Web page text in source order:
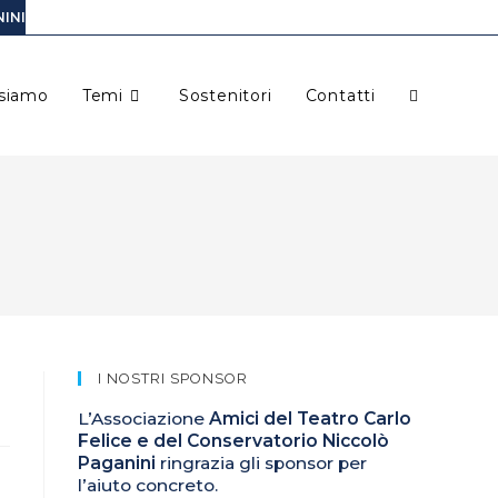
Temi Sostenitori Contatti
I NOSTRI SPONSOR
L’Associazione Amici del Teatro Carlo
Felice e del Conservatorio Niccolò
Paganini ringrazia gli sponsor per
l’aiuto concreto.